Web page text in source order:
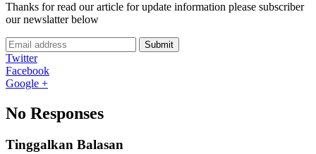
Thanks for read our article for update information please subscriber
our newslatter below
Submit
Twitter
Facebook
Google +
No Responses
Tinggalkan Balasan